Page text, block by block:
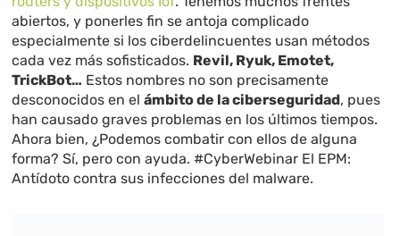
abiertos, y ponerles fin se antoja complicado
especialmente si los ciberdelincuentes usan métodos
cada vez más sofisticados. Revil, Ryuk, Emotet,
TrickBot… Estos nombres no son precisamente
desconocidos en elámbito de la ciberseguridad, pues
han causado graves problemas en los últimos tiempos.
Ahora bien, ¿Podemos combatir con ellos de alguna
forma? Sí, pero con ayuda. #CyberWebinar El EPM:
Antídoto contra sus infecciones del malware.